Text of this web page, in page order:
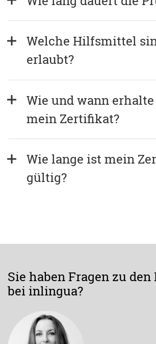
Welche Hilfsmittel
erlaubt?
Wie und wann
mein Zertifikat?
Wie lange ist mein
gültig?
Sie haben Fragen zu
bei inlingua?